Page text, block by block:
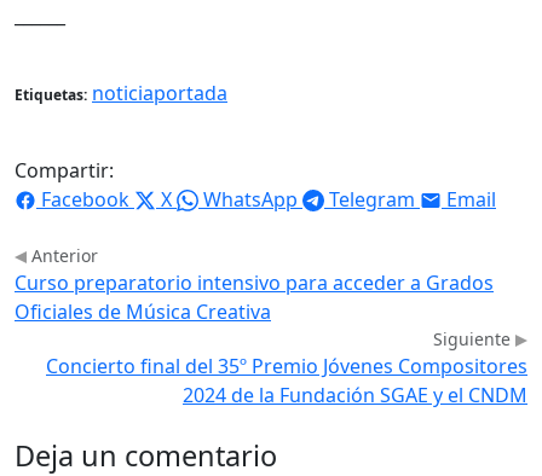
Etiquetas: noticiaportada
Compartir:
Facebook
X WhatsApp Telegram Email
Anterior
Curso preparatorio intensivo para acceder a Grados
Oficiales de Música Creativa
Siguiente
Concierto final del 35º Premio Jóvenes Compositores
2024 de la Fundación SGAE y el CNDM
Deja un comentario